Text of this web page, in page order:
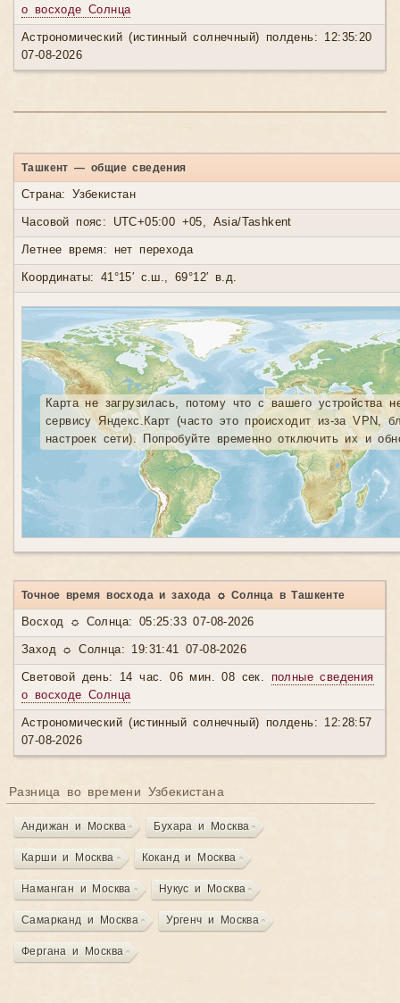
о восходе Солнца
Астрономический (истинный солнечный) полдень: 12:35:20
07-08-2026
Ташкент — общие сведения
Страна: Узбекистан
Часовой пояс: UTC+05:00 +05, Asia/Tashkent
Летнее время: нет перехода
Координаты: 41°15′ с.ш., 69°12′ в.д.
Карта не загрузилась, потому что с вашего устройства
сервису Яндекс.Карт (часто это происходит из-за VPN,
настроек сети). Попробуйте временно отключить их и
Точное время восхода и захода ☼ Солнца в Ташкенте
Восход ☼ Солнца: 05:25:33 07-08-2026
Заход ☼ Солнца: 19:31:41 07-08-2026
Световой день: 14 час. 06 мин. 08 сек. полные сведения
о восходе Солнца
Астрономический (истинный солнечный) полдень: 12:28:57
07-08-2026
Разница во времени Узбекистана
Андижан и Москва Бухара и Москва
Карши и Москва Коканд и Москва
Наманган и Москва Нукус и Москва
Самарканд и Москва Ургенч и Москва
Фергана и Москва